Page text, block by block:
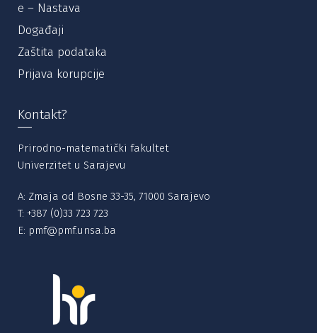
e – Nastava
Događaji
Zaštita podataka
Prijava korupcije
Kontakt?
Prirodno-matematički fakultet
Univerzitet u Sarajevu
A: Zmaja od Bosne 33-35, 71000 Sarajevo
T: +387 (0)33 723 723
E: pmf@pmf.unsa.ba